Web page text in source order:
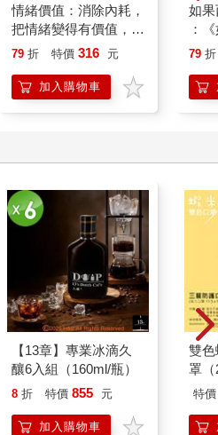
情緒價值：消除內耗，
把情緒變得有價值，跟
誰都能自在相處
79 折 特價 316 元
加入購物車
如
：
喵
79 折
【13章】專業冰滴久
釀6入組（160ml/瓶）
8 折 特價 855 元
加入購物車
雙
罩（
特價